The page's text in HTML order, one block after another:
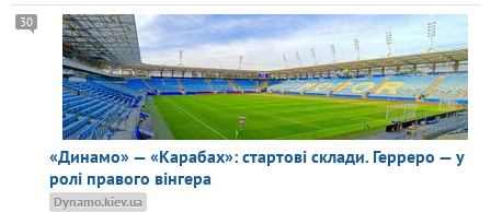
«Динамо» — «Карабах»: стартові склади. Герреро — у
ролі правого вінгера
30
Dynamo.kiev.ua